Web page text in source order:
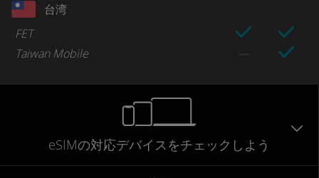
台湾
FET
Taiwan Mobile
eSIMの対応デバイスをチェックしよう